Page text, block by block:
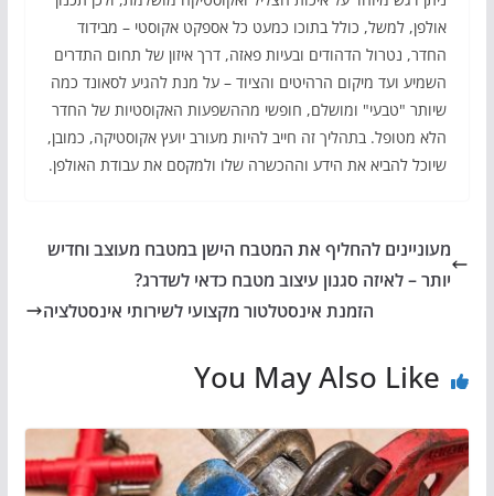
אולפן, למשל, כולל בתוכו כמעט כל אספקט אקוסטי – מבידוד
החדר, נטרול הדהודים ובעיות פאזה, דרך איזון של תחום התדרים
השמיע ועד מיקום הרהיטים והציוד – על מנת להגיע לסאונד כמה
שיותר "טבעי" ומושלם, חופשי מההשפעות האקוסטיות של החדר
הלא מטופל. בתהליך זה חייב להיות מעורב יועץ אקוסטיקה, כמובן,
שיוכל להביא את הידע וההכשרה שלו ולמקסם את עבודת האולפן.
מעוניינים להחליף את המטבח הישן במטבח מעוצב וחדיש
יותר – לאיזה סגנון עיצוב מטבח כדאי לשדרג?
הזמנת אינסטלטור מקצועי לשירותי אינסטלציה
You May Also Like